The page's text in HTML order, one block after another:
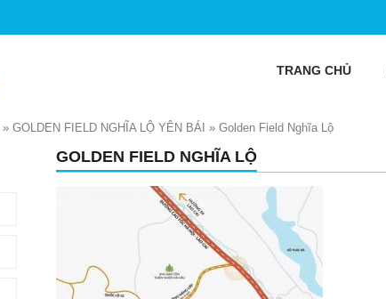
TRANG CHỦ
» GOLDEN FIELD NGHĨA LỘ YÊN BÁI » Golden Field Nghĩa Lộ
GOLDEN FIELD NGHĨA LỘ